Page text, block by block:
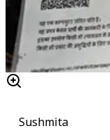
Sushmita